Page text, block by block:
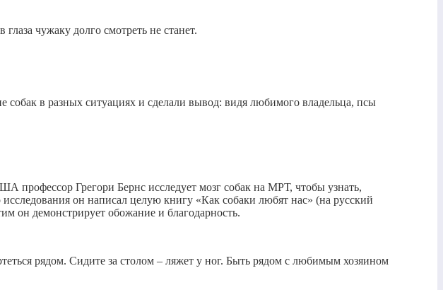
чужаку долго смотреть не станет.
в разных ситуациях и сделали вывод: видя любимого владельца, псы
Грегори Бернс исследует мозг собак на МРТ, чтобы узнать,
он написал целую книгу «Как собаки любят нас» (на русский
он демонстрирует обожание и благодарность.
рядом. Сидите за столом – ляжет у ног. Быть рядом с любимым хозяином